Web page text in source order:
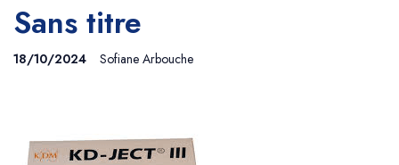
Sans titre
18/10/2024 Sofiane Arbouche